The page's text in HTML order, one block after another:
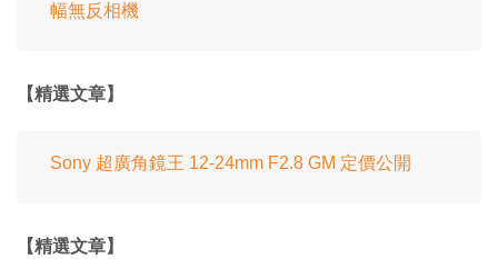
幅無反相機
【精選文章】
Sony 超廣角鏡王 12-24mm F2.8 GM 定價公開
【精選文章】